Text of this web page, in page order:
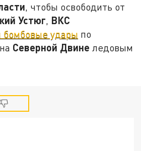
, чтобы освободить от
Устюг, ВКС
бомбовые удары по
Северной Двине ледовым